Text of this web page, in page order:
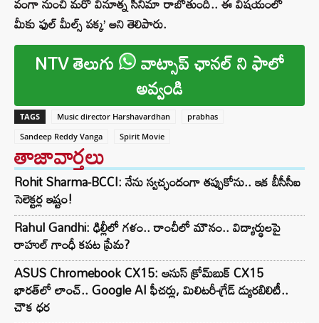
మీకు ఫుల్ మీల్స్ పక్క’ అని తెలిపారు.
NTV తెలుగు వాట్సాప్ ఛానల్ ని ఫాలో
అవ్వండి
TAGS Music director Harshavardhan
prabhas
Sandeep Reddy Vanga
Spirit Movie
తాజావార్తలు
Rohit Sharma-BCCI: నేను స్వచ్ఛందంగా తప్పుకోను.. ఇక బీసీసీఐ
సెలెక్టర్ల ఇష్టం!
Rahul Gandhi: ఢిల్లీలో గళం.. రాంచీలో మౌనం.. విద్యార్థులపై
రాహుల్ గాంధీ కపట ప్రేమ?
ASUS Chromebook CX15: ఆసుస్ క్రోమ్‌బుక్ CX15
భారత్‌లో లాంచ్.. Google AI ఫీచర్లు, మిలిటరీ-గ్రేడ్ డ్యురబిలిటీ..
చౌక ధర